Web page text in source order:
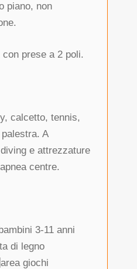
piano, non
prese a 2 poli.
calcetto, tennis,
A
e attrezzature
centre.
3-11 anni
di legno
giochi